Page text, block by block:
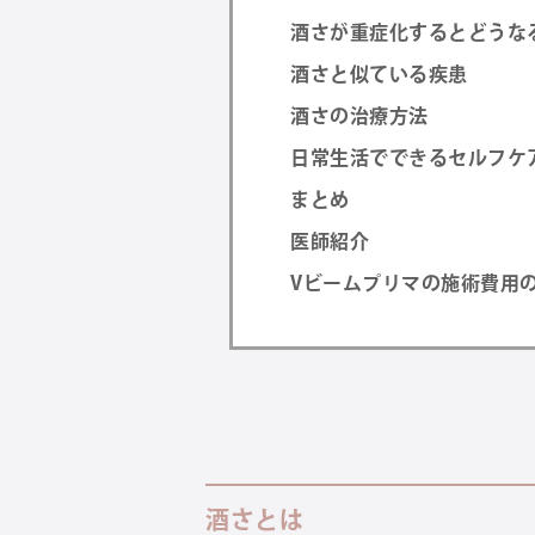
酒さが重症化するとどうな
酒さと似ている疾患
酒さの治療方法
日常生活でできるセルフケ
まとめ
医師紹介
Vビームプリマの施術費用
酒さとは